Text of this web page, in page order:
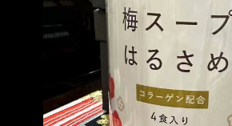
是可卡因，是梅子鹽！」一句
兩小時的洛杉磯國際機場（
從雙重國籍到一包梅子鹽和
妝品，再到日本以現金購買
珠寶禮物，華